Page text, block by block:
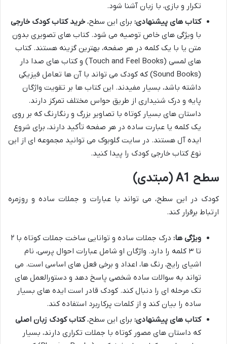
تکرار و بازی، با زبان آشنا شود.
کتاب های پیشنهادی: برای این سطح، خرید کتاب کودک خارجی
با ویژگی های خاص توصیه می شود. کتاب های تصویری بدون
متن یا با یک کلمه در هر صفحه، بهترین گزینه هستند. کتاب
های لمسی (Touch and Feel Books) و کتاب های صدا دار
(Sound Books) که کودک می تواند با آن ها تعامل فیزیکی
داشته باشد، بسیار مفیدند. این کتاب ها بر تقویت واژگان
پایه و درک شنیداری از طریق حواس مختلف تمرکز دارند.
داستان های بسیار کوتاه با تصاویر بزرگ و رنگارنگ که بر روی
یک کلمه یا عبارت ساده در هر صفحه تأکید دارند، برای شروع
ایده آل هستند. در سایت گلوبوک می توانید مجموعه ای از این
نوع کتاب خارجی کودک را پیدا کنید.
سطح A1 (مبتدی)
کودک در این سطح، می تواند با عبارات و جملات ساده و روزمره
ارتباط برقرار کند.
ویژگی ها:
درک جملات ساده و توانایی ساخت جملات کوتاه با ۲
تا ۳ کلمه را دارد. واژگان او شامل عبارات احوال پرسی، نام
اشیای رایج، رنگ ها، اعداد و برخی فعل های اساسی است. می
تواند به سوالات ساده شخصی پاسخ دهد و دستورالعمل های
تک مرحله ای را دنبال کند. کودک قادر است ایده های بسیار
ساده را بیان کند و از کلمات پرکاربرد استفاده کند.
کتاب های پیشنهادی: برای این سطح،کتاب کودک زبان اصلی
که داستان های مصور کوتاه با جملات تکراری دارند، بسیار